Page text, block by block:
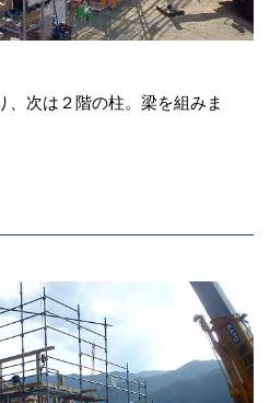
、次は２階の柱。梁を組みま